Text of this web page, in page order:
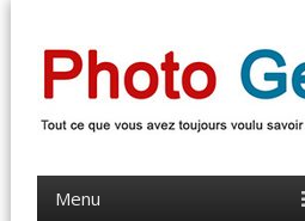
Photo Geek
Menu